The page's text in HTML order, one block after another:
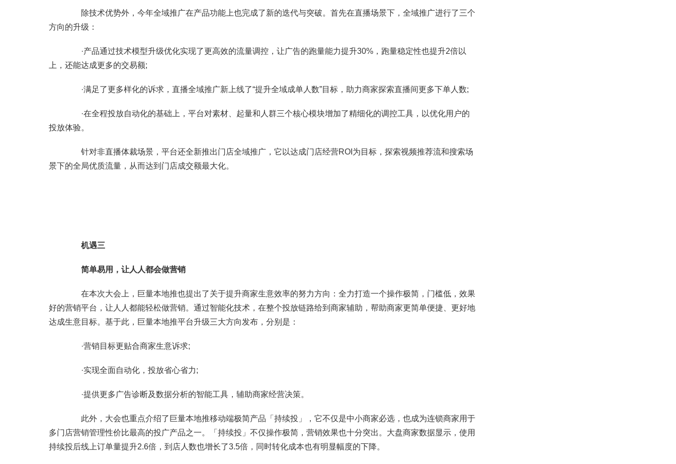
除技术优势外，今年全域推广在产品功能上也完成了新的迭代与突破。首先在直播场景下，全域推广进行了三个
方向的升级：
·产品通过技术模型升级优化实现了更高效的流量调控，让广告的跑量能力提升30%，跑量稳定性也提升2倍以
上，还能达成更多的交易额;
·满足了更多样化的诉求，直播全域推广新上线了“提升全域成单人数”目标，助力商家探索直播间更多下单人数;
·在全程投放自动化的基础上，平台对素材、起量和人群三个核心模块增加了精细化的调控工具，以优化用户的
投放体验。
针对非直播体裁场景，平台还全新推出门店全域推广，它以达成门店经营ROI为目标，探索视频推荐流和搜索场
景下的全局优质流量，从而达到门店成交额最大化。
机遇三
简单易用，让人人都会做营销
在本次大会上，巨量本地推也提出了关于提升商家生意效率的努力方向：全力打造一个操作极简，门槛低，效果
好的营销平台，让人人都能轻松做营销。通过智能化技术，在整个投放链路给到商家辅助，帮助商家更简单便捷、更好地
达成生意目标。基于此，巨量本地推平台升级三大方向发布，分别是：
·营销目标更贴合商家生意诉求;
·实现全面自动化，投放省心省力;
·提供更多广告诊断及数据分析的智能工具，辅助商家经营决策。
此外，大会也重点介绍了巨量本地推移动端极简产品「持续投」，它不仅是中小商家必选，也成为连锁商家用于
多门店营销管理性价比最高的投广产品之一。「持续投」不仅操作极简，营销效果也十分突出。大盘商家数据显示，使用
持续投后线上订单量提升2.6倍，到店人数也增长了3.5倍，同时转化成本也有明显幅度的下降。